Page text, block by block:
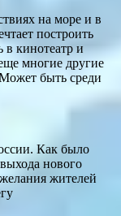
на море и в
построить
в кинотеатр и
многие другие
быть среди
Как было
нового
жителей